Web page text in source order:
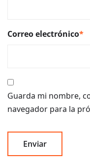
Correo electrónico*
Guarda mi nombre,
navegador para la